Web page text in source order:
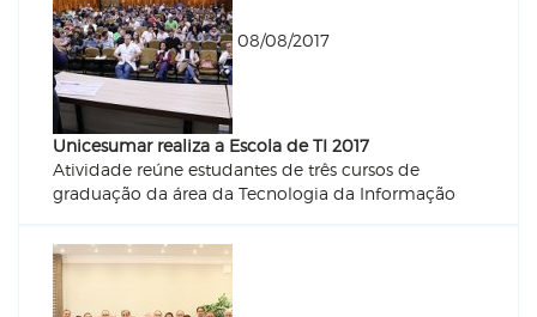
08/08/2017
Unicesumar realiza a Escola de TI 2017
Atividade reúne estudantes de três cursos de
graduação da área da Tecnologia da Informação